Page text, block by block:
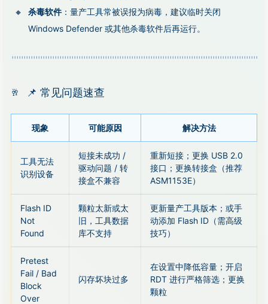
杀毒软件 ：量产工具常被误报为病毒，建议临时关闭
Windows Defender 或其他杀毒软件后再运行。
📌 常见问题速查
现象 可能原因 解决方法
工具无法
识别设备
短接未成功 /
驱动问题 / 转
接盒不兼容
重新短接；更换 USB 2.0
接口；更换转接盒（推荐
ASM1153E）
Flash ID
Not
Found
颗粒太新或太
旧，工具数据
库不支持
更新量产工具版本；或手
动添加 Flash ID（需高级
技巧）
Pretest
Fail / Bad
Block
Over
闪存坏块过多
在设置中降低容量；开启
RDT 进行严格筛选；更换
颗粒